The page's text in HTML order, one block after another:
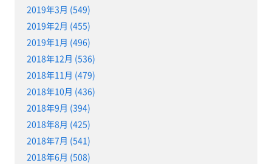
2019年3月 (549)
2019年2月 (455)
2019年1月 (496)
2018年12月 (536)
2018年11月 (479)
2018年10月 (436)
2018年9月 (394)
2018年8月 (425)
2018年7月 (541)
2018年6月 (508)